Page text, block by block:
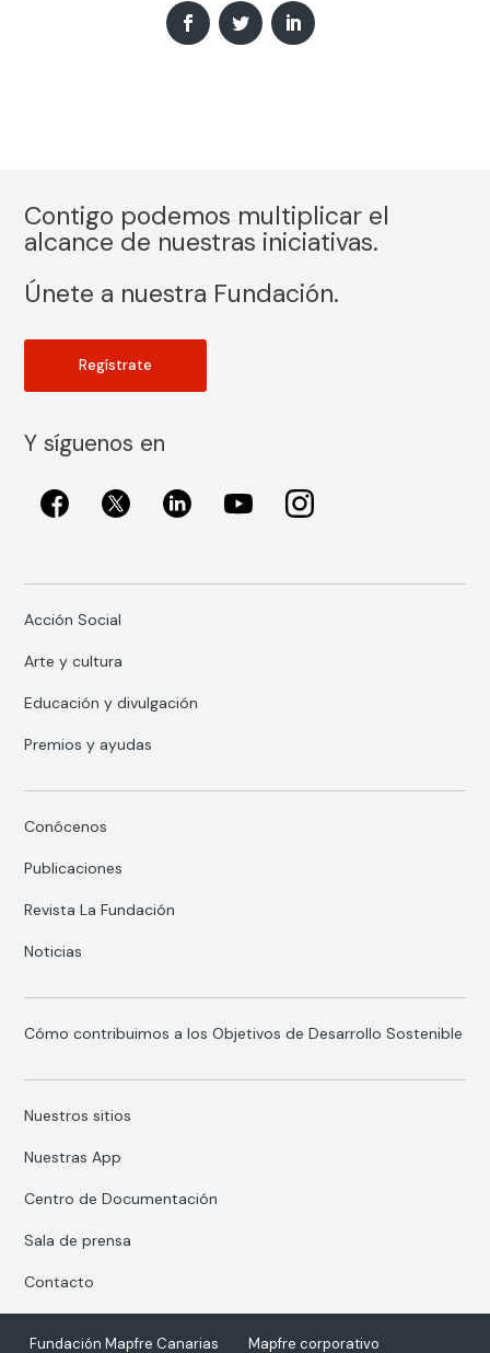
Contigo podemos multiplicar el
alcance de nuestras iniciativas.
Únete a nuestra Fundación.
Regístrate
Y síguenos en
Acción Social
Arte y cultura
Educación y divulgación
Premios y ayudas
Conócenos
Publicaciones
Revista La Fundación
Noticias
Cómo contribuimos a los Objetivos de Desarrollo Sostenible
Nuestros sitios
Nuestras App
Centro de Documentación
Sala de prensa
Contacto
Fundación Mapfre Canarias Mapfre corporativo